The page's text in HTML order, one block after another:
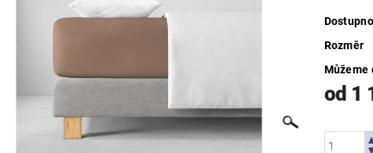
Rozměr
Můžeme
od 1